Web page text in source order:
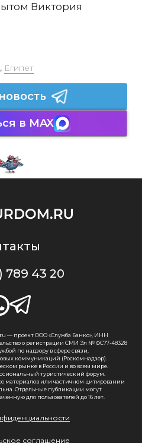
Виктория
, Египет
в MAX
789 43 20
— проект ООО «Служба Банко», ИНН
о регистрации СМИ Эл № ФС77-48328
по надзору в сфере связи,
коммуникаций (Роскомнадзор).
рынке в России и во всем мире.
туристический форум.
материалов или частичном цитировании
Отдельные публикации могут
для пользователей до 16 лет.
соглашение